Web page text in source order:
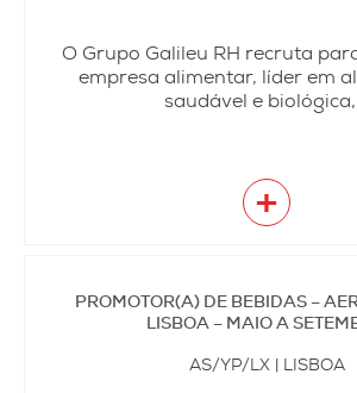
O Grupo Galileu RH recruta
empresa alimentar, líder em
saudável e
+
PROMOTOR(A) DE BEBIDAS –
LISBOA – MAIO A
AS/YP/LX | LISBOA